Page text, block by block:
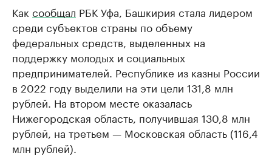
Как сообщал РБК Уфа, Башкирия стала лидером
среди субъектов страны по объему
федеральных средств, выделенных на
поддержку молодых и социальных
предпринимателей. Республике из казны России
в 2022 году выделили на эти цели 131,8 млн
рублей. На втором месте оказалась
Нижегородская область, получившая 130,8 млн
рублей, на третьем — Московская область (116,4
млн рублей).